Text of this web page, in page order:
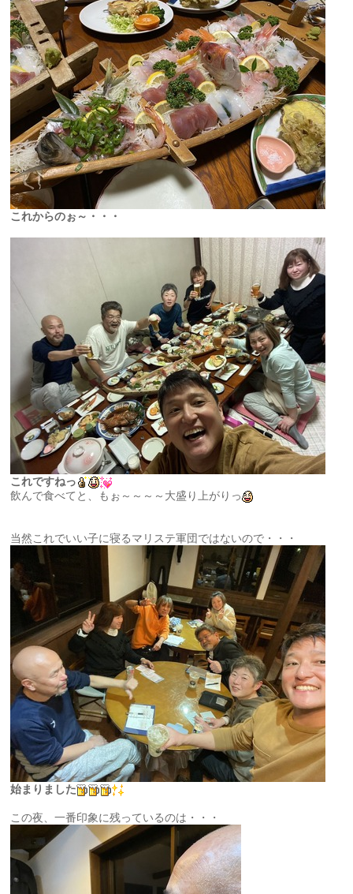
これからのぉ～・・・
これですねっ
飲んで食べてと、もぉ～～～～大盛り上がりっ
当然これでいい子に寝るマリステ軍団ではないので・・・
始まりました
この夜、一番印象に残っているのは・・・